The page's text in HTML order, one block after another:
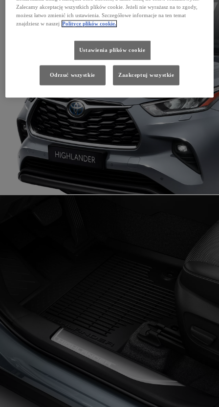
Zalecamy akceptację wszystkich plików cookie. Jeżeli nie wyrażasz na to zgody,
możesz łatwo zmienić ich ustawienia. Szczegółowe informacje na ten temat
znajdziesz w naszej Polityce plików cookie.
Ustawienia plików cookie
Odrzuć wszystkie Zaakceptuj wszystkie